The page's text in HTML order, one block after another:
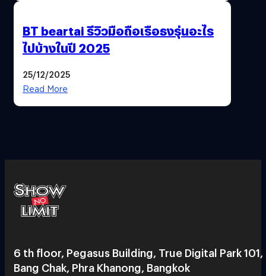
BT beartai รีวิวมือถือเรือธงรุ่นอะไร
ไปบ้างในปี 2025
25/12/2025
Read More
6 th floor, Pegasus Building, True Digital Park 101,
Bang Chak, Phra Khanong, Bangkok